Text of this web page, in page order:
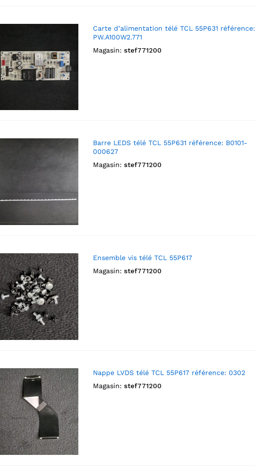
Carte d’alimentation télé TCL 55P631 référence:
PW.A100W2.771
Magasin:stef771200
Barre LEDS télé TCL 55P631 référence: B0101-
000627
Magasin:stef771200
Ensemble vis télé TCL 55P617
Magasin:stef771200
Nappe LVDS télé TCL 55P617 référence: 0302
Magasin:stef771200